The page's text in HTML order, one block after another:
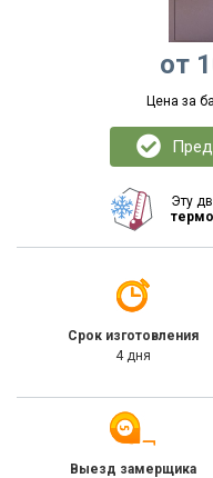
от
Цена за
Эту
Срок изготовления
4 дня
Выезд замерщика